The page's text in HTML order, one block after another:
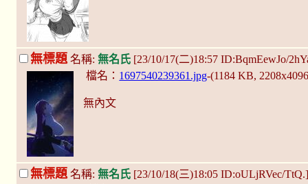
無標題 名稱: 無名氏 [23/10/17(二)18:57 ID:BqmEewJo/
檔名： 1697540239361.jpg-(1184 KB,
無內文
無標題 名稱: 無名氏 [23/10/18(三)18:05 ID:oULjRVec/